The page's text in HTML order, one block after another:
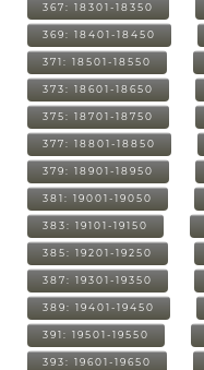
367: 18301-18350
369: 18401-18450
371: 18501-18550
373: 18601-18650
375: 18701-18750
377: 18801-18850
379: 18901-18950
381: 19001-19050
383: 19101-19150
385: 19201-19250
387: 19301-19350
389: 19401-19450
391: 19501-19550
393: 19601-19650